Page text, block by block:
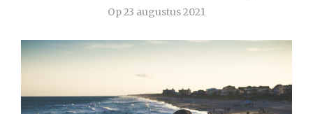
Op23 augustus 2021